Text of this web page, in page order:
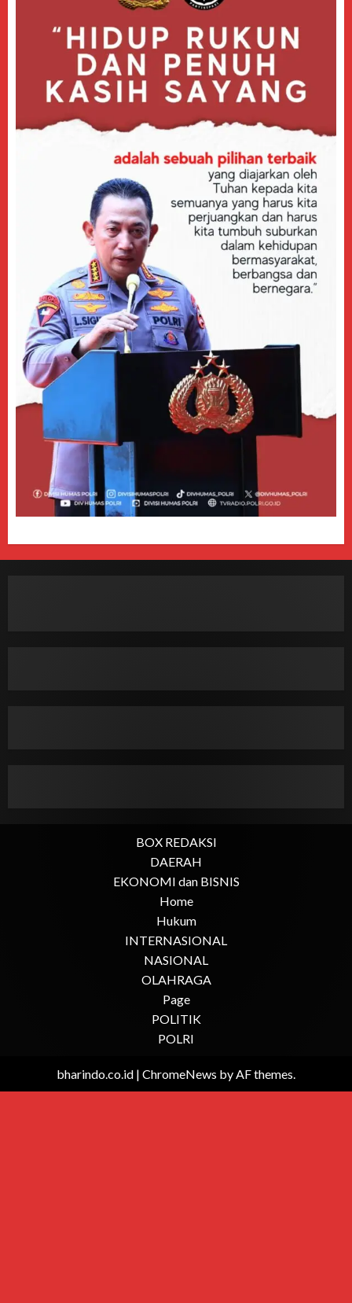
BOX REDAKSI
DAERAH
EKONOMI dan BISNIS
Home
Hukum
INTERNASIONAL
NASIONAL
OLAHRAGA
Page
POLITIK
POLRI
bharindo.co.id | ChromeNews by AF themes.